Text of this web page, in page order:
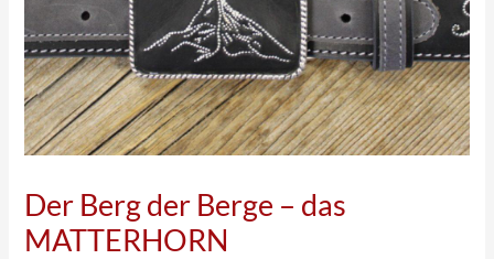
Der Berg der Berge – das
MATTERHORN